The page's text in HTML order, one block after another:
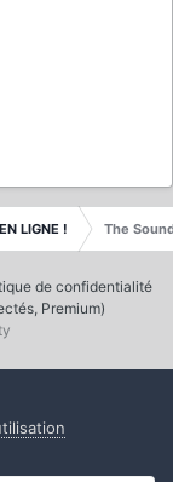
LIGNE ! The
de confidentialité
Premium)